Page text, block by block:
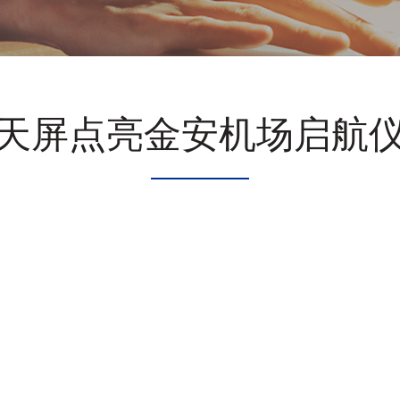
屏点亮金安机场启航